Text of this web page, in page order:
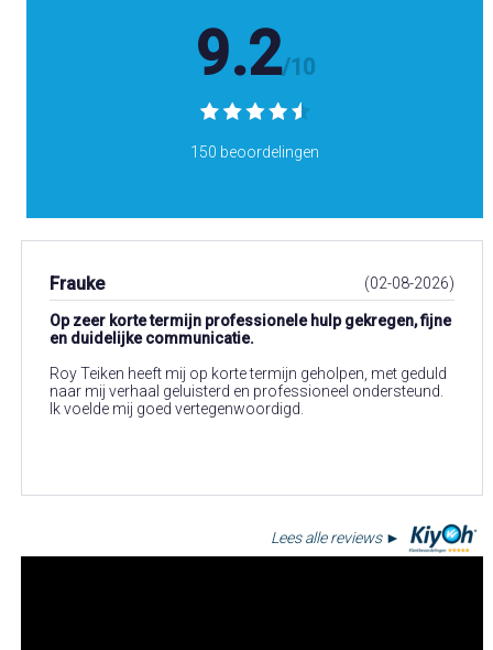
9.2/10
150 beoordelingen
Frauke (02-08-2026)
Op zeer korte termijn professionele hulp gekregen, fijne
en duidelijke communicatie.
Roy Teiken heeft mij op korte termijn geholpen, met geduld
naar mij verhaal geluisterd en professioneel ondersteund.
Ik voelde mij goed vertegenwoordigd.
Lees alle reviews ►